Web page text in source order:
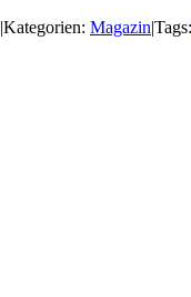
|Kategorien: Magazin|Tags: